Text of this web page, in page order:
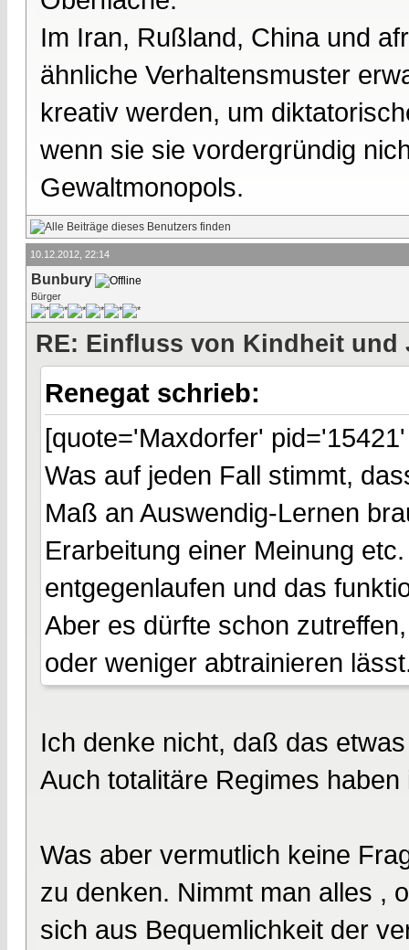
Im Iran, Rußland, China und
ähnliche Verhaltensmuster
kreativ werden, um
wenn sie sie vordergründig
Gewaltmonopols.
10.12.2012, 22:14
Bunbury
Bürger
RE: Einfluss von Kindheit
Renegat schrieb:
[quote='Maxdorfer'
Was auf jeden Fall stimmt,
Maß an Auswendig-Lernen
Erarbeitung einer Meinung
entgegenlaufen und das
Aber es dürfte schon
oder weniger abtrainieren
Ich denke nicht, daß das
Auch totalitäre Regimes
Was aber vermutlich keine
zu denken. Nimmt man alles ,
sich aus Bequemlichkeit der